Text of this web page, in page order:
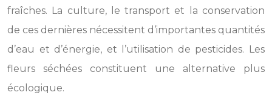
fraîches. La culture, le transport et la conservation
de ces dernières nécessitent d’importantes quantités
d’eau et d’énergie, et l’utilisation de pesticides. Les
fleurs séchées constituent une alternative plus
écologique.